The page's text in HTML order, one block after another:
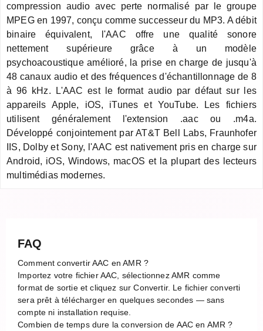
compression audio avec perte normalisé par le groupe
MPEG en 1997, conçu comme successeur du MP3. A débit
binaire équivalent, l'AAC offre une qualité sonore
nettement supérieure grâce à un modèle
psychoacoustique amélioré, la prise en charge de jusqu'à
48 canaux audio et des fréquences d'échantillonnage de 8
à 96 kHz. L'AAC est le format audio par défaut sur les
appareils Apple, iOS, iTunes et YouTube. Les fichiers
utilisent généralement l'extension .aac ou .m4a.
Développé conjointement par AT&T Bell Labs, Fraunhofer
IIS, Dolby et Sony, l'AAC est nativement pris en charge sur
Android, iOS, Windows, macOS et la plupart des lecteurs
multimédias modernes.
FAQ
Comment convertir AAC en AMR ?
Importez votre fichier AAC, sélectionnez AMR comme
format de sortie et cliquez sur Convertir. Le fichier converti
sera prêt à télécharger en quelques secondes — sans
compte ni installation requise.
Combien de temps dure la conversion de AAC en AMR ?